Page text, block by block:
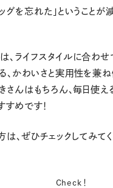
グを忘れた」ということが
、ライフスタイルに合わせ
、かわいさと実用性を兼ね
きさんはもちろん、毎日使
すめです！
、ぜひチェックしてみてく
Check！